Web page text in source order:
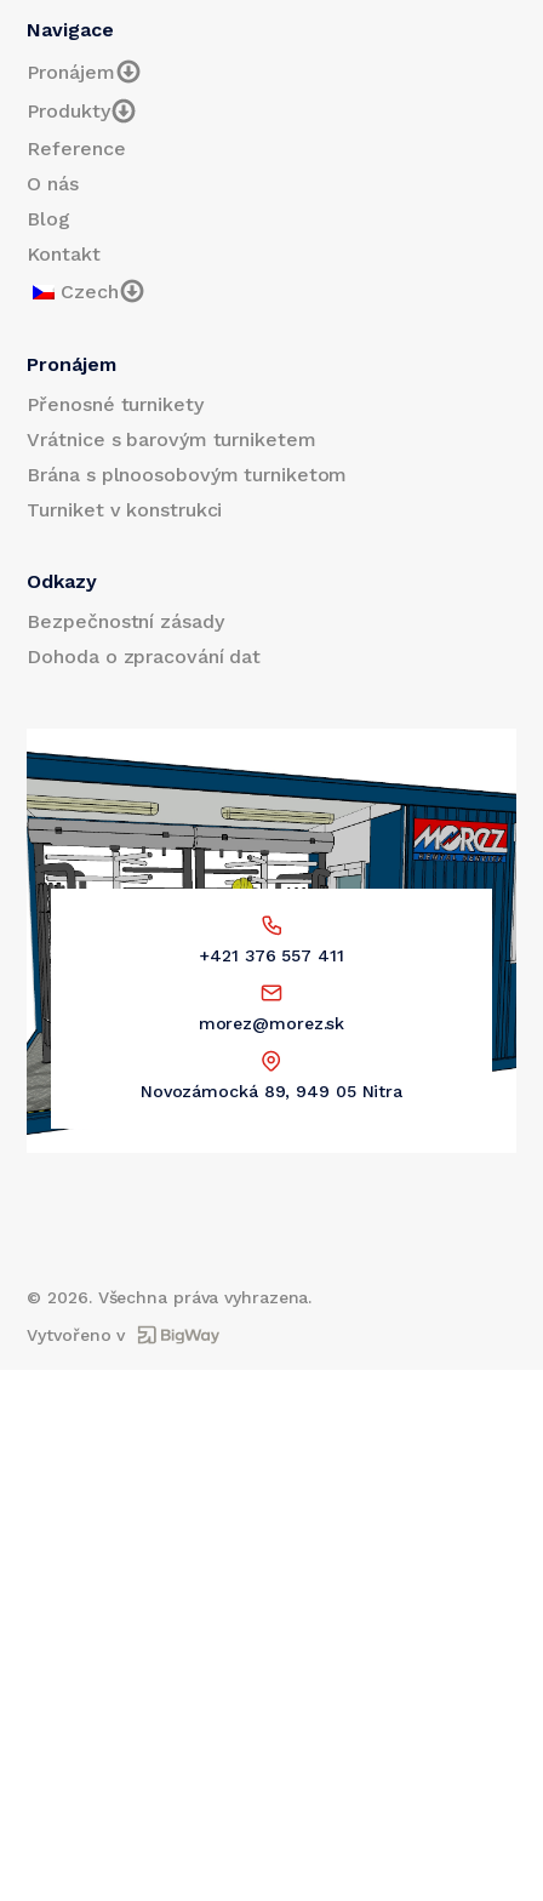
Navigace
Pronájem
Produkty
Reference
O nás
Blog
Kontakt
Czech
Pronájem
Přenosné turnikety
Vrátnice s barovým turniketem
Brána s plnoosobovým turniketom
Turniket v konstrukci
Odkazy
Bezpečnostní zásady
Dohoda o zpracování dat
+421 376 557 411
morez@morez.sk
Novozámocká 89, 949 05 Nitra
© 2026. Všechna práva vyhrazena.
Vytvořeno v